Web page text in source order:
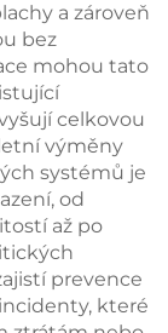
a zároveň
bez
mohou tato
celkovou
výměny
systémů je
od
až po
prevence
které